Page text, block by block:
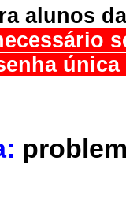
alunos